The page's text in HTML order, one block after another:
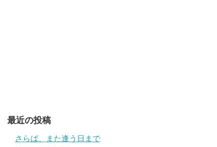
最近の投稿
さらば、また逢う日まで